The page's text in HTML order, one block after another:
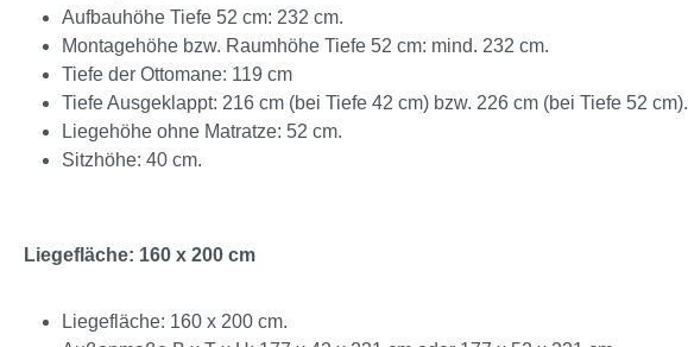
Aufbauhöhe Tiefe 52 cm: 232 cm.
Montagehöhe bzw. Raumhöhe Tiefe 52 cm: mind. 232 cm.
Tiefe der Ottomane: 119 cm
Tiefe Ausgeklappt: 216 cm (bei Tiefe 42 cm) bzw. 226 cm (bei Tiefe 52 cm).
Liegehöhe ohne Matratze: 52 cm.
Sitzhöhe: 40 cm.
Liegefläche: 160 x 200 cm
Liegefläche: 160 x 200 cm.